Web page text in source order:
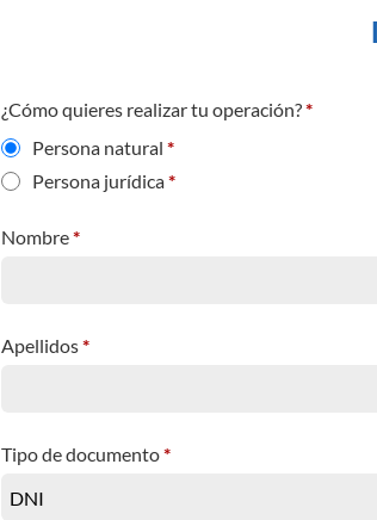
¿Cómo quieres realizar tu operación?*
Persona natural *
Persona jurídica*
Nombre*
Apellidos*
Tipo de documento*